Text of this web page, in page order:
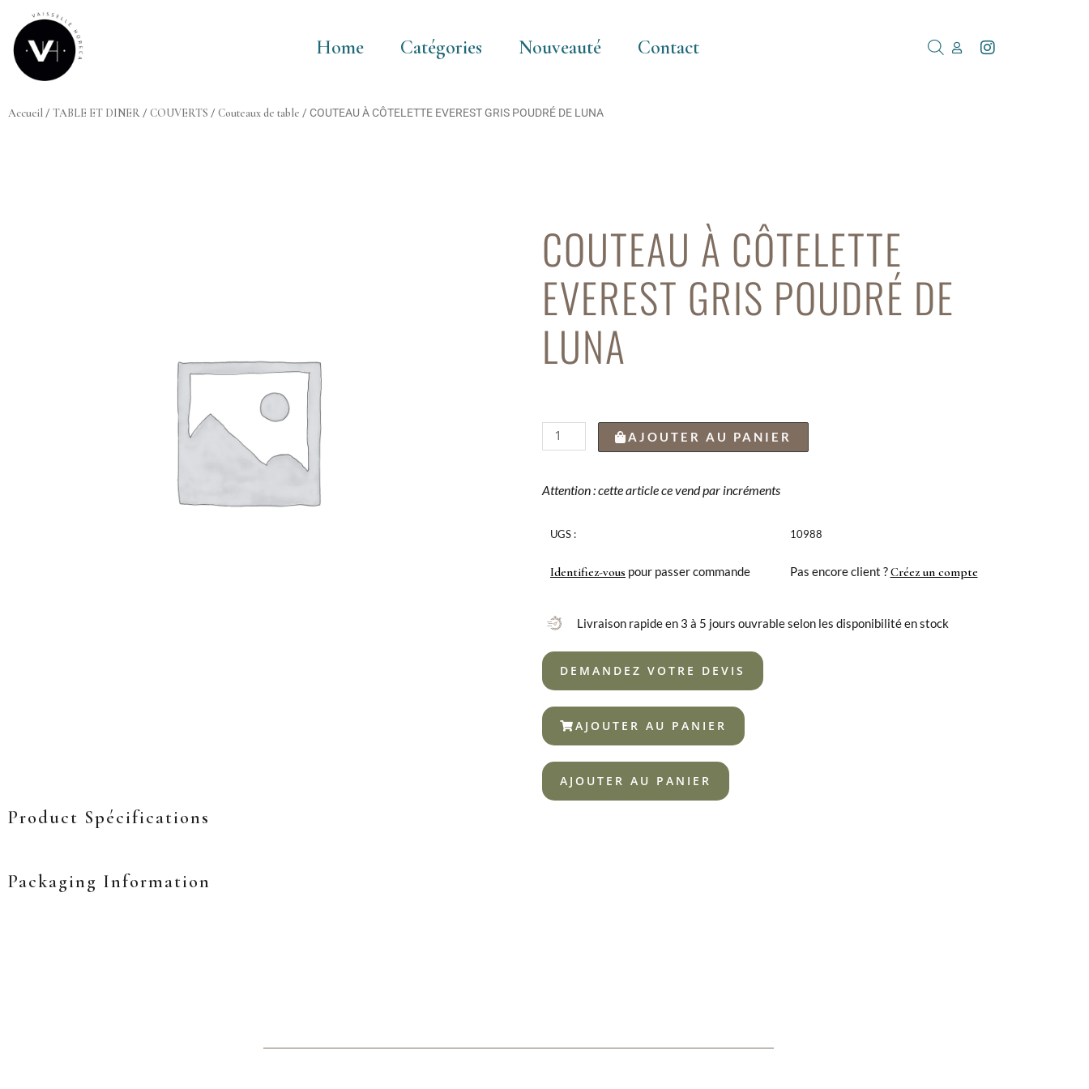
contenu
Home Catégories Nouveauté Contact
Accueil / TABLE ET DINER / COUVERTS / Couteaux de table / COUTEAU À CÔTELETTE EVEREST GRIS POUDRÉ DE LUNA
COUTEAU À CÔTELETTE
EVEREST GRIS POUDRÉ DE
LUNA
quantité
de
À
EVEREST
POUDRÉ
AJOUTER AU PANIER
Attention : cette article ce vend par incréments
UGS :
Identifiez-vous pour passer commande
10988
Pas encore client ?Créez un compte
Livraison rapide en 3 à 5 jours ouvrable selon les disponibilité en stock
DEMANDEZ VOTRE DEVIS
AJOUTER AU PANIER
AJOUTER AU PANIER
Product Spécifications
Packaging Information